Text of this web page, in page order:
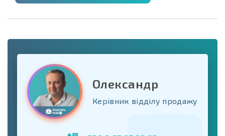
Олександр
Керівник відділу продажу